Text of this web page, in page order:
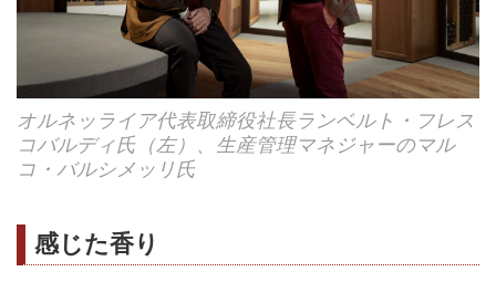
オルネッライア代表取締役社長ランベルト・フレス
コバルディ氏（左）、生産管理マネジャーのマル
コ・バルシメッリ氏
感じた香り